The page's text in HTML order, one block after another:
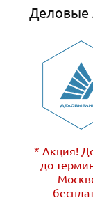
Деловые
* Акция!
до